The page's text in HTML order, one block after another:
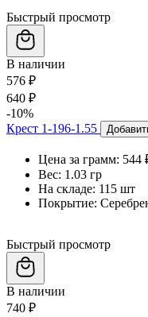
Быстрый просмотр
В наличии
576 ₽
640 ₽
-10%
Крест 1-196-1.55
Цена за грамм: 544
Вес: 1.03 гр
На складе: 115 шт
Покрытие:
Быстрый просмотр
В наличии
740 ₽